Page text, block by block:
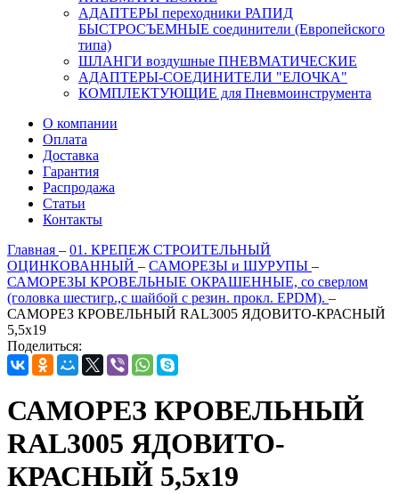
АДАПТЕРЫ переходники РАПИД
БЫСТРОСЪЕМНЫЕ соединители (Европейского
типа)
ШЛАНГИ воздушные ПНЕВМАТИЧЕСКИЕ
АДАПТЕРЫ-СОЕДИНИТЕЛИ "ЕЛОЧКА"
КОМПЛЕКТУЮЩИЕ для Пневмоинструмента
О компании
Оплата
Доставка
Гарантия
Распродажа
Статьи
Контакты
Главная – 01. КРЕПЕЖ СТРОИТЕЛЬНЫЙ
ОЦИНКОВАННЫЙ – САМОРЕЗЫ и ШУРУПЫ –
САМОРЕЗЫ КРОВЕЛЬНЫЕ ОКРАШЕННЫЕ, со сверлом
(головка шестигр.,с шайбой с резин. прокл. EPDM). –
САМОРЕЗ КРОВЕЛЬНЫЙ RAL3005 ЯДОВИТО-КРАСНЫЙ
5,5х19
Поделиться:
САМОРЕЗ КРОВЕЛЬНЫЙ
RAL3005 ЯДОВИТО-
КРАСНЫЙ 5,5х19